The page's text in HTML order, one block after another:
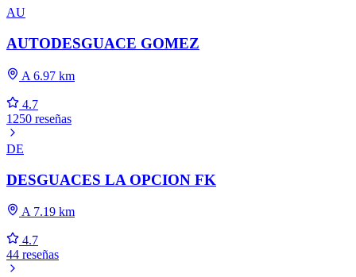
AU
AUTODESGUACE GOMEZ
A 6.97 km
4.7
1250 reseñas
DE
DESGUACES LA OPCION FK
A 7.19 km
4.7
44 reseñas